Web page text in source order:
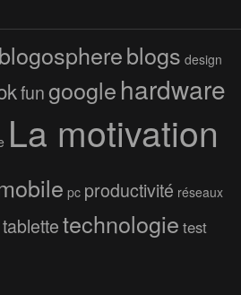
blogosphereblogs design
fungooglehardware
La motivation
pc productivité réseaux
tablettetechnologie test